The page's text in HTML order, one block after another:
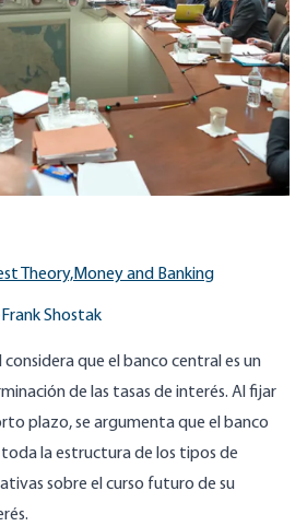
Theory,Money and Banking
Frank Shostak
que el banco central es un
de las tasas de interés. Al fijar
plazo, se argumenta que el banco
la estructura de los tipos de
sobre el curso futuro de su